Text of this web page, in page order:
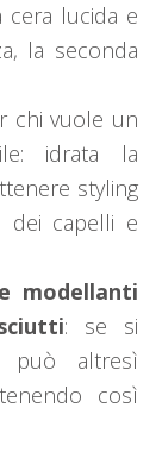
cera lucida e
la seconda
chi vuole un
idrata la
styling
dei capelli e
modellanti
: se si
può altresì
così